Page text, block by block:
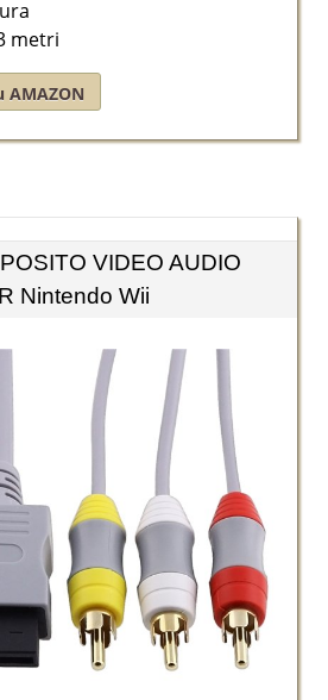
metri
AMAZON
VIDEO AUDIO
Nintendo Wii